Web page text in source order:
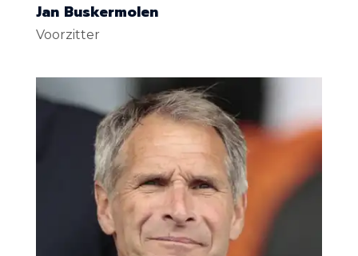
Jan Buskermolen
Voorzitter